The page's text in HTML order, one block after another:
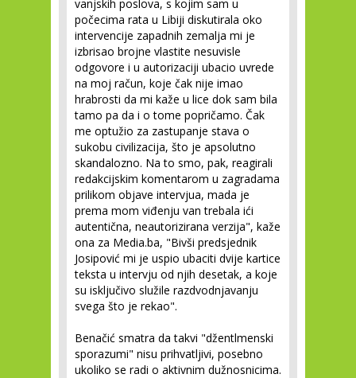
vanjskih poslova, s kojim sam u
počecima rata u Libiji diskutirala oko
intervencije zapadnih zemalja mi je
izbrisao brojne vlastite nesuvisle
odgovore i u autorizaciji ubacio uvrede
na moj račun, koje čak nije imao
hrabrosti da mi kaže u lice dok sam bila
tamo pa da i o tome popričamo. Čak
me optužio za zastupanje stava o
sukobu civilizacija, što je apsolutno
skandalozno. Na to smo, pak, reagirali
redakcijskim komentarom u zagradama
prilikom objave intervjua, mada je
prema mom viđenju van trebala ići
autentična, neautorizirana verzija", kaže
ona za Media.ba, "Bivši predsjednik
Josipović mi je uspio ubaciti dvije kartice
teksta u intervju od njih desetak, a koje
su isključivo služile razdvodnjavanju
svega što je rekao".
Benačić smatra da takvi "džentlmenski
sporazumi" nisu prihvatljivi, posebno
ukoliko se radi o aktivnim dužnosnicima.